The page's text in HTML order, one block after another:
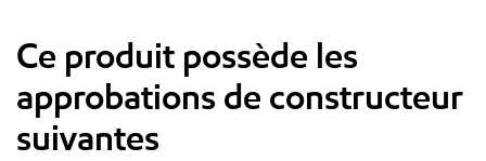
Ce produit possède les
approbations de constructeur
suivantes